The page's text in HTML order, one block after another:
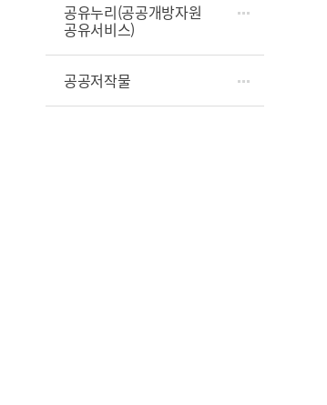
공유누리(공공개방자원
공유서비스)
공공저작물